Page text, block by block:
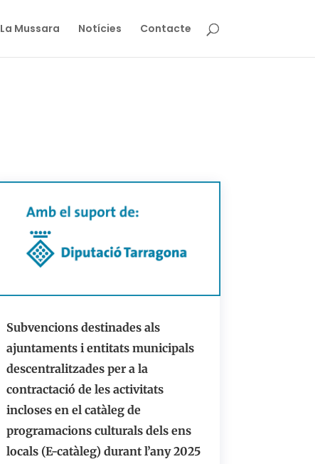
La Mussara Notícies Contacte
Subvencions destinades als
ajuntaments i entitats municipals
descentralitzades per a la
contractació de les activitats
incloses en el catàleg de
programacions culturals dels ens
locals (E-catàleg) durant l’any 2025